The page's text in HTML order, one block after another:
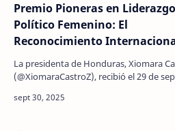
Premio Pioneras en Liderazgo
Político Femenino: El
Reconocimiento
Xiomara Castro en
La presidenta de Honduras, Xiomara
(@XiomaraCastroZ), recibió el 29 de
Liderazgo Político…